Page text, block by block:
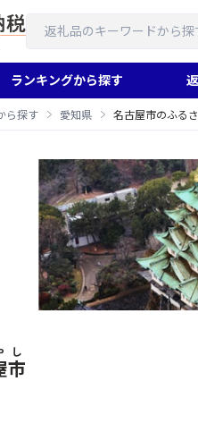
ランキングから探す
ら探す 愛知県 名古屋市のふる
品一覧
市
し